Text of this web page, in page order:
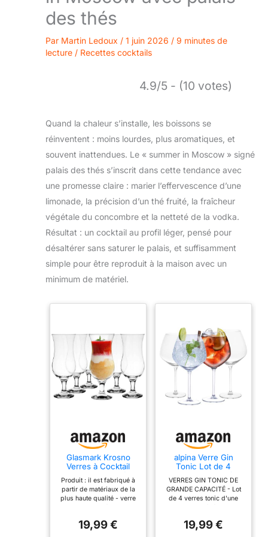
des thés
Par Martin Ledoux / 1 juin 2026 / 9 minutes de
lecture / Recettes cocktails
4.9/5 - (10 votes)
Quand la chaleur s’installe, les boissons se
réinventent : moins lourdes, plus aromatiques, et
souvent inattendues. Le « summer in Moscow » signé
palais des thés s’inscrit dans cette tendance avec
une promesse claire : marier l’effervescence d’une
limonade, la précision d’un thé fruité, la fraîcheur
végétale du concombre et la netteté de la vodka.
Résultat : un cocktail au profil léger, pensé pour
désaltérer sans saturer le palais, et suffisamment
simple pour être reproduit à la maison avec un
minimum de matériel.
Glasmark Krosno
Verres à Cocktail
Eau Smoothie
Dessert Passe Au
Lave-Vaisselle
ml
Produit : il est fabriqué à
partir de matériaux de la
plus haute qualité - verre
seulement les verres
19,99 €
alpina Verre Gin
Tonic Lot de 4
Grands Verres à
Cocktail - Adaptés
Au Verre Ballon
Cocktail et aux
Transparent.
VERRES GIN TONIC DE
GRANDE CAPACITÉ - Lot
de 4 verres tonic d'une
tonics, cocktails et autres
19,99 €